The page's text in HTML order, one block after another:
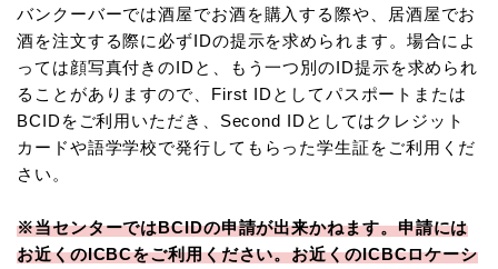
バンクーバーでは酒屋でお酒を購入する際や、居酒屋でお
酒を注文する際に必ずIDの提示を求められます。場合によ
っては顔写真付きのIDと、もう一つ別のID提示を求められ
ることがありますので、First IDとしてパスポートまたは
BCIDをご利用いただき、Second IDとしてはクレジット
カードや語学学校で発行してもらった学生証をご利用くだ
さい。
※当センターではBCIDの申請が出来かねます。申請には
お近くのICBCをご利用ください。お近くのICBCロケーシ